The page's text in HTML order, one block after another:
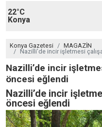
22°C
Konya
Konya Gazetesi
MAGAZİN
Nazilli’de incir işletmesi
Nazilli’de incir
öncesi eğlendi
Nazilli’de incir
öncesi eğlendi